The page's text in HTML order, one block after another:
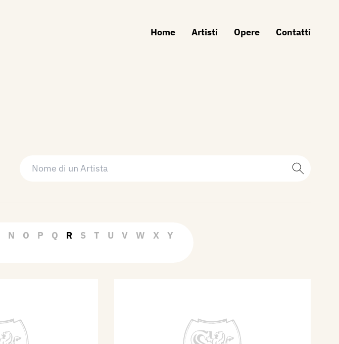
Home Artisti Opere Contatti
N O P Q R S T U V W X
Y